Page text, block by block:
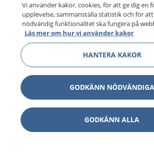
Vi använder kakor, cookies, för att ge dig en
upplevelse, sammanställa statistik och för
nödvändig funktionalitet ska fungera på
Läs mer om hur vi använder kakor
HANTERA KAKOR
GODKÄNN NÖDVÄNDIGA
GODKÄNN ALLA